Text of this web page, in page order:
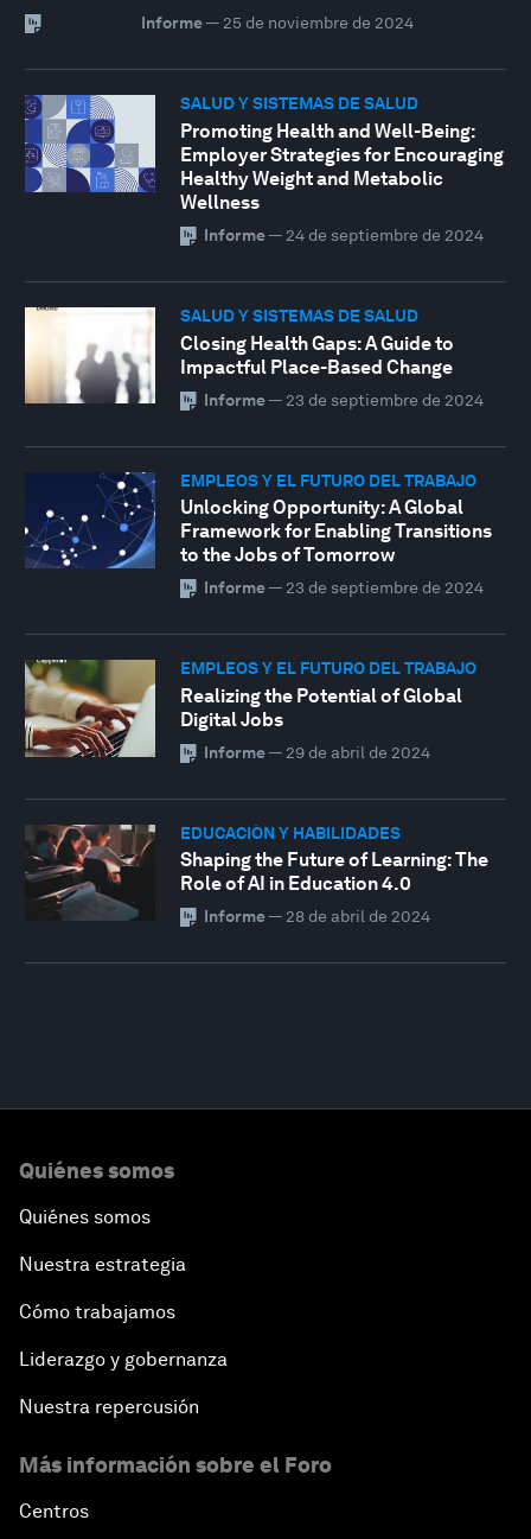
Informe—25 de noviembre de 2024
SALUD Y SISTEMAS DE SALUD
Promoting Health and Well-Being:
Employer Strategies for Encouraging
Healthy Weight and Metabolic
Wellness
Informe— 24 de septiembre de 2024
SALUD Y SISTEMAS DE SALUD
Closing Health Gaps: A Guide to
Impactful Place-Based Change
Informe— 23 de septiembre de 2024
EMPLEOS Y EL FUTURO DEL TRABAJO
Unlocking Opportunity: A Global
Framework for Enabling Transitions
to the Jobs of Tomorrow
Informe— 23 de septiembre de 2024
EMPLEOS Y EL FUTURO DEL TRABAJO
Realizing the Potential of Global
Digital Jobs
Informe— 29 de abril de 2024
EDUCACIÓN Y HABILIDADES
Shaping the Future of Learning: The
Role of AI in Education 4.0
Informe— 28 de abril de 2024
Quiénes somos
Quiénes somos
Nuestra estrategia
Cómo trabajamos
Liderazgo y gobernanza
Nuestra repercusión
Más información sobre el Foro
Centros